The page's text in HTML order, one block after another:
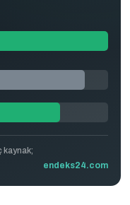
kaynak;
endeks24.com